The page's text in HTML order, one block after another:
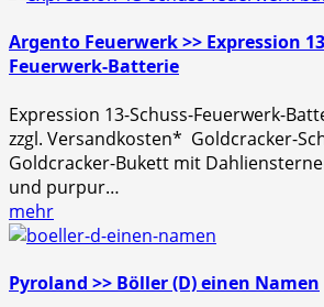
Argento Feuerwerk >> Expression
Feuerwerk-Batterie
Expression 13-Schuss-Feuerwerk-
zzgl. Versandkosten* Goldcracker-
Goldcracker-Bukett mit
und purpur…
mehr
Pyroland >> Böller (D) einen Namen